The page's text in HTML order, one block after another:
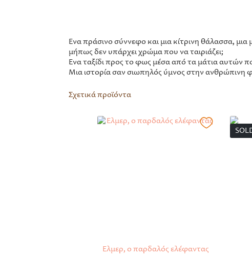
Ένα πράσινο σύννεφο και μια κίτρινη θάλασσα,
μήπως δεν υπάρχει χρώμα που να ταιριάζει;
Ένα ταξίδι προς το φως μέσα από τα μάτια αυτών
Μια ιστορία σαν σιωπηλός ύμνος στην ανθρώπινη
Σχετικά προϊόντα
Έλμερ, ο παρδαλός ελέφαντας